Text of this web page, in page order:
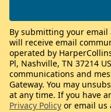
By submitting your
will receive email
operated by
Pl, Nashville, TN 37214
communications and
Gateway. You may
at any time. If you have
Privacy Policy or email us